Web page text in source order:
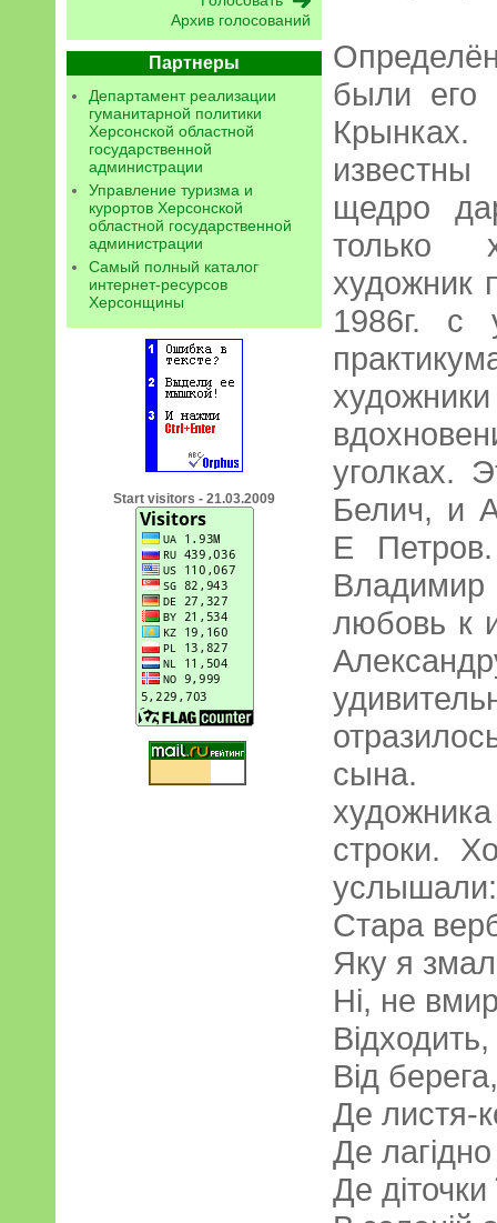
Архив голосований
Партнеры
Департамент реализации
гуманитарной политики
Херсонской областной
государственной
администрации
Управление туризма и
курортов Херсонской
областной государственной
администрации
Самый полный каталог
интернет-ресурсов
Херсонщины
Start visitors - 21.03.2009
были его
щедро
только
художник
1986г. с
уголках.
Белич, и
Е
любовь к
сына.
строки.
услышали:
Стара
Яку я
Ні, не
Від
Де листя-
Де
Де діточки